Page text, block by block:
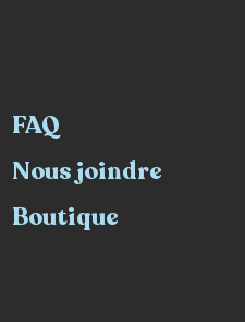
FAQ
Nous joindre
Boutique